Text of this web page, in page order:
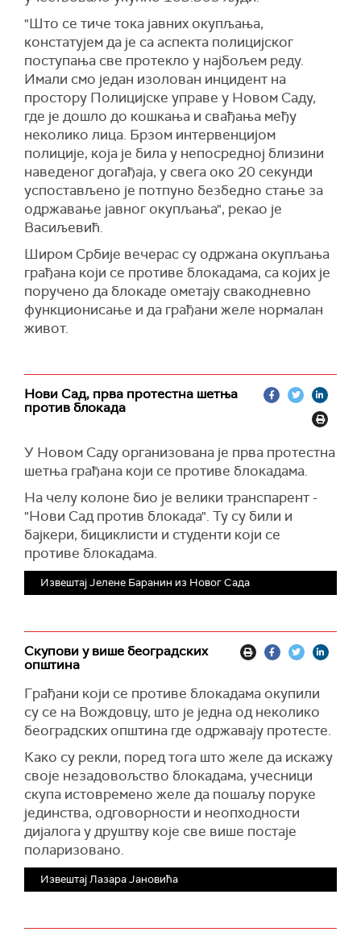
"Што се тиче тока јавних окупљања,
констатујем да је са аспекта полицијског
поступања све протекло у најбољем реду.
Имали смо један изолован инцидент на
простору Полицијске управе у Новом Саду,
где је дошло до кошкања и свађања међу
неколико лица. Брзом интервенцијом
полиције, која је била у непосредној близини
наведеног догађаја, у свега око 20 секунди
успостављено је потпуно безбедно стање за
одржавање јавног окупљања", рекао је
Васиљевић.
Широм Србије вечерас су одржана окупљања
грађана који се противе блокадама, са којих је
поручено да блокаде ометају свакодневно
функционисање и да грађани желе нормалан
живот.
Нови Сад, прва протестна шетња
против блокада
У Новом Саду организована је прва протестна
шетња грађана који се противе блокадама.
На челу колоне био је велики транспарент -
"Нови Сад против блокада". Ту су били и
бајкери, бициклисти и студенти који се
противе блокадама.
Извештај Јелене Баранин из Новог Сада
Скупови у више београдских
општина
Грађани који се противе блокадама окупили
су се на Вождовцу, што је једна од неколико
београдских општина где одржавају протесте.
Како су рекли, поред тога што желе да искажу
своје незадовољство блокадама, учесници
скупа истовремено желе да пошаљу поруке
јединства, одговорности и неопходности
дијалога у друштву које све више постаје
поларизовано.
Извештај Лазара Јановића